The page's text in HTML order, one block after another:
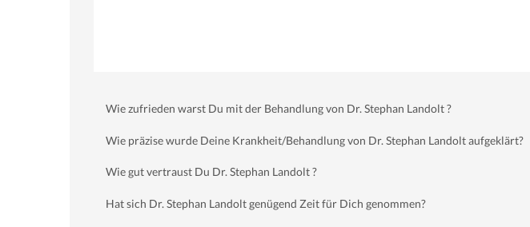
Wie zufrieden warst Du mit der Behandlung von Dr. Stephan Landolt ?
Wie präzise wurde Deine Krankheit/Behandlung von Dr. Stephan Landolt aufgeklärt?
Wie gut vertraust Du Dr. Stephan Landolt ?
Hat sich Dr. Stephan Landolt genügend Zeit für Dich genommen?